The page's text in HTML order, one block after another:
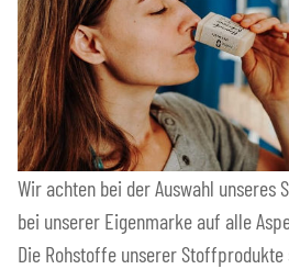
Wir achten bei der Auswahl unseres
bei unserer Eigenmarke auf alle
Die Rohstoffe unserer